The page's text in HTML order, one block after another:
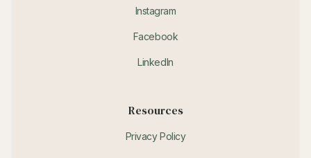
Instagram
Facebook
LinkedIn
Resources
Privacy Policy